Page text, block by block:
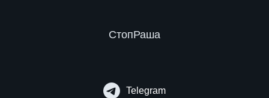
СтопРаша
Telegram